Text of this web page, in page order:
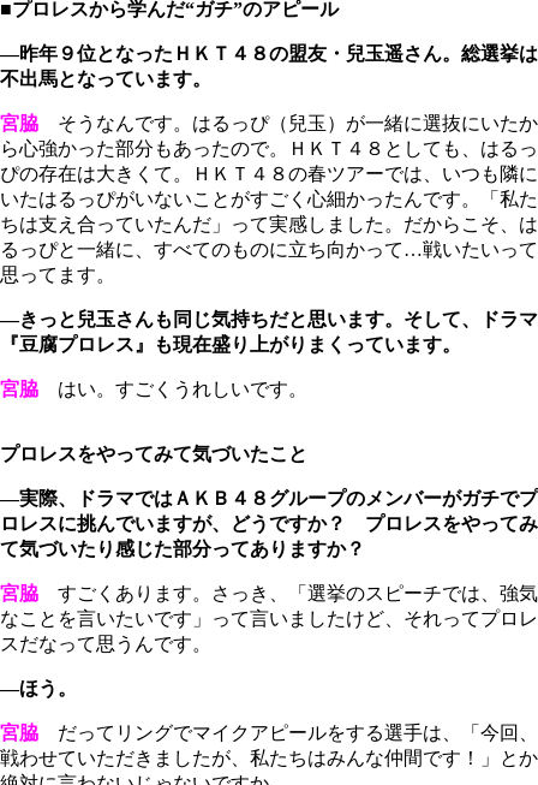
■プロレスから学んだ“ガチ”のアピール
―昨年９位となったＨＫＴ４８の盟友・兒玉遥さん。総選挙は
不出馬となっています。
宮脇 そうなんです。はるっぴ（兒玉）が一緒に選抜にいたか
ら心強かった部分もあったので。ＨＫＴ４８としても、はるっ
ぴの存在は大きくて。ＨＫＴ４８の春ツアーでは、いつも隣に
いたはるっぴがいないことがすごく心細かったんです。「私た
ちは支え合っていたんだ」って実感しました。だからこそ、は
るっぴと一緒に、すべてのものに立ち向かって…戦いたいって
思ってます。
―きっと兒玉さんも同じ気持ちだと思います。そして、ドラマ
『豆腐プロレス』も現在盛り上がりまくっています。
宮脇 はい。すごくうれしいです。
プロレスをやってみて気づいたこと
―実際、ドラマではＡＫＢ４８グループのメンバーがガチでプ
ロレスに挑んでいますが、どうですか？ プロレスをやってみ
て気づいたり感じた部分ってありますか？
宮脇 すごくあります。さっき、「選挙のスピーチでは、強気
なことを言いたいです」って言いましたけど、それってプロレ
スだなって思うんです。
―ほう。
宮脇 だってリングでマイクアピールをする選手は、「今回、
戦わせていただきましたが、私たちはみんな仲間です！」とか